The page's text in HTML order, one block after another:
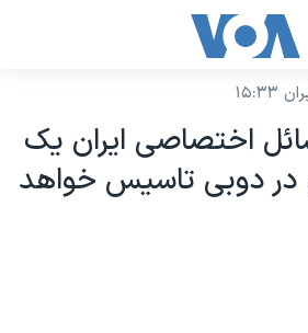
اختصاصی ايران يک
در دوبی تاسيس خواهد